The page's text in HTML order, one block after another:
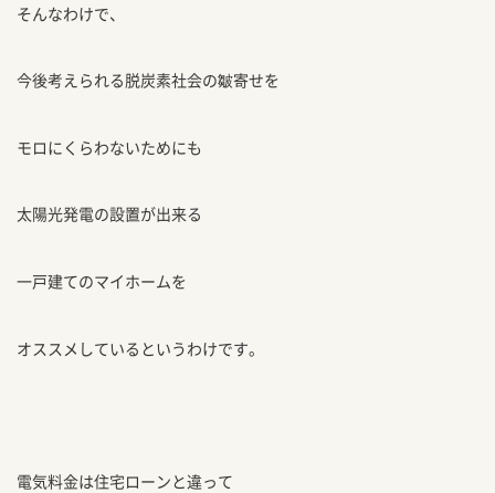
そんなわけで、
今後考えられる脱炭素社会の皺寄せを
モロにくらわないためにも
太陽光発電の設置が出来る
一戸建てのマイホームを
オススメしているというわけです。
電気料金は住宅ローンと違って